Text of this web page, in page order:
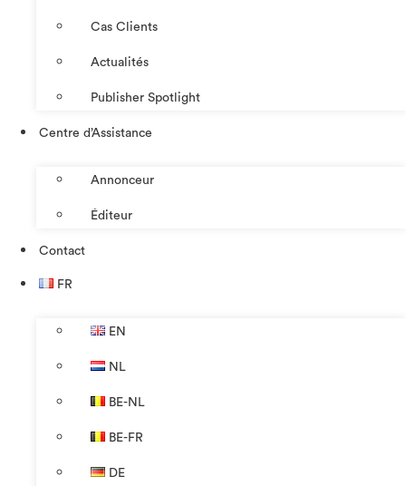
Cas Clients
Actualités
Publisher Spotlight
Centre d’Assistance
Annonceur
Éditeur
Contact
FR
EN
NL
BE-NL
BE-FR
DE